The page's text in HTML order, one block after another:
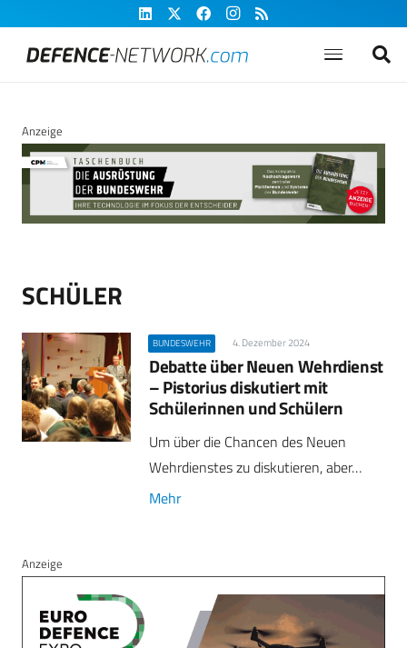
Anzeige
SCHÜLER
BUNDESWEHR 4. Dezember 2024
Debatte über Neuen Wehrdienst
– Pistorius diskutiert mit
Schülerinnen und Schülern
Um über die Chancen des Neuen
Wehrdienstes zu diskutieren, aber…
Mehr
Anzeige